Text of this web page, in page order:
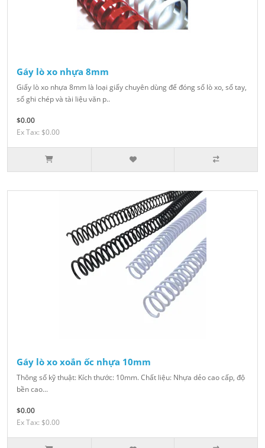
Gáy lò xo nhựa 8mm
Giấy lò xo nhựa 8mm là loại giấy chuyên dùng để đóng sổ lò xo, sổ tay,
sổ ghi chép và tài liệu văn p..
$0.00
Ex Tax: $0.00
Gáy lò xo xoắn ốc nhựa 10mm
Thông số kỹ thuật: Kích thước: 10mm. Chất liệu: Nhựa dẻo cao cấp, độ
bền cao...
$0.00
Ex Tax: $0.00